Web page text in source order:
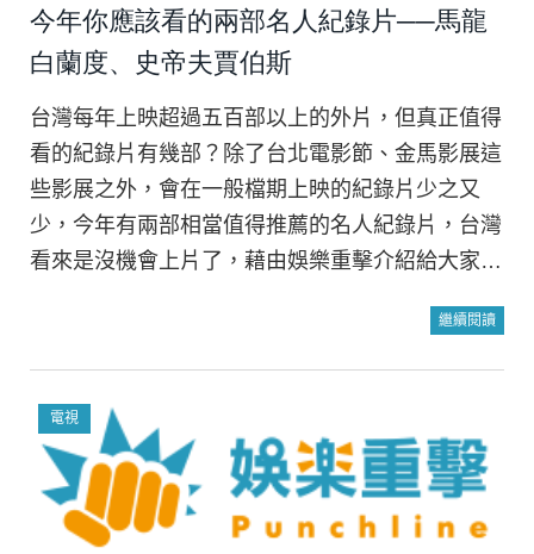
今年你應該看的兩部名人紀錄片──馬龍
白蘭度、史帝夫賈伯斯
台灣每年上映超過五百部以上的外片，但真正值得
看的紀錄片有幾部？除了台北電影節、金馬影展這
些影展之外，會在一般檔期上映的紀錄片少之又
少，今年有兩部相當值得推薦的名人紀錄片，台灣
看來是沒機會上片了，藉由娛樂重擊介紹給大家…
繼續閱讀
電視